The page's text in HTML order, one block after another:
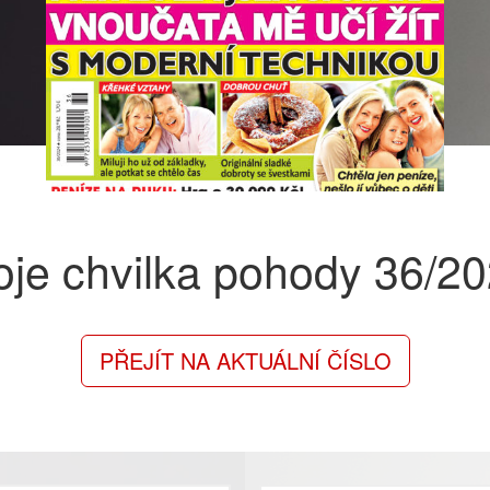
chvilka pohody 36/
PŘEJÍT NA AKTUÁLNÍ ČÍSLO